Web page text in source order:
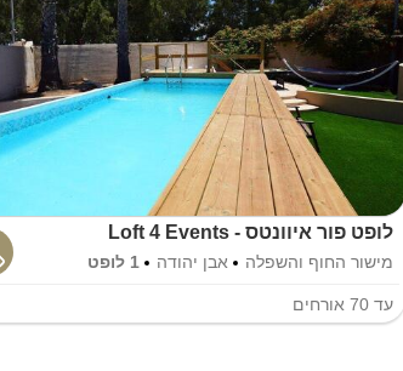
לופט פור איוונטס - Loft 4 Events
מישור החוף והשפלה אבן יהודה 1 לופט
עד 70אורחים